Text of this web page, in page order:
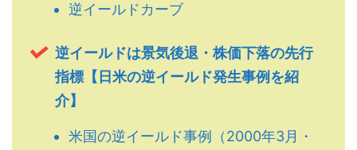
逆イールドカーブ
逆イールドは景気後退・株価下落の先行
指標【日米の逆イールド発生事例を紹
介】
米国の逆イールド事例（2000年3月・